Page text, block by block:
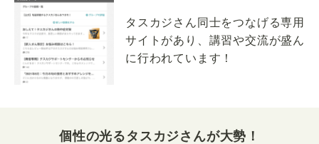
タスカジさん同士をつなげる専用
サイトがあり、講習や交流が盛ん
に行われています！
個性の光るタスカジさんが大勢！